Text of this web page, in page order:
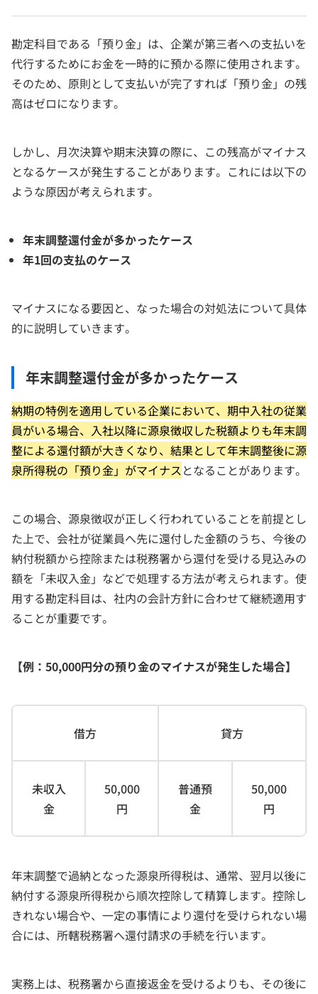
勘定科目である「預り金」は、企業が第三者への支払いを
代行するためにお金を一時的に預かる際に使用されます。
そのため、原則として支払いが完了すれば「預り金」の残
高はゼロになります。
しかし、月次決算や期末決算の際に、この残高がマイナス
となるケースが発生することがあります。これには以下の
ような原因が考えられます。
年末調整還付金が多かったケース
年1回の支払のケース
マイナスになる要因と、なった場合の対処法について具体
的に説明していきます。
年末調整還付金が多かったケース
納期の特例を適用している企業において、期中入社の従業
員がいる場合、入社以降に源泉徴収した税額よりも年末調
整による還付額が大きくなり、結果として年末調整後に源
泉所得税の「預り金」がマイナスとなることがあります。
この場合、源泉徴収が正しく行われていることを前提とし
た上で、会社が従業員へ先に還付した金額のうち、今後の
納付税額から控除または税務署から還付を受ける見込みの
額を「未収入金」などで処理する方法が考えられます。使
用する勘定科目は、社内の会計方針に合わせて継続適用す
ることが重要です。
【例：50,000円分の預り金のマイナスが発生した場合】
借方 貸方
未収入
金
50,000
円
普通預
金
50,000
円
年末調整で過納となった源泉所得税は、通常、翌月以後に
納付する源泉所得税から順次控除して精算します。控除し
きれない場合や、一定の事情により還付を受けられない場
合には、所轄税務署へ還付請求の手続を行います。
実務上は、税務署から直接返金を受けるよりも、その後に